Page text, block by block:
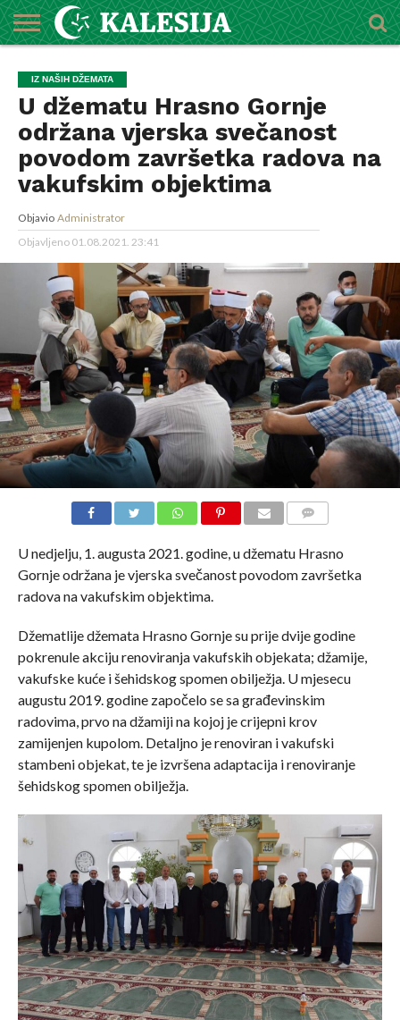
O
MEDŽLISU
DŽEMATI
IMAMI
MEKTEBSKI
CENTAR
VIJESTI
HUTBE
NAJAVE
KALENDAR
KONTAKT
IZ NAŠIH DŽEMATA
U džematu Hrasno Gornje
održana vjerska svečanost
povodom završetka radova na
vakufskim objektima
Objavio Administrator
Objavljeno 01.08.2021. 23:41
U nedjelju, 1. augusta 2021. godine, u džematu Hrasno
Gornje održana je vjerska svečanost povodom završetka
radova na vakufskim objektima.
Džematlije džemata Hrasno Gornje su prije dvije godine
pokrenule akciju renoviranja vakufskih objekata; džamije,
vakufske kuće i šehidskog spomen obilježja. U mjesecu
augustu 2019. godine započelo se sa građevinskim
radovima, prvo na džamiji na kojoj je crijepni krov
zamijenjen kupolom. Detaljno je renoviran i vakufski
stambeni objekat, te je izvršena adaptacija i renoviranje
šehidskog spomen obilježja.